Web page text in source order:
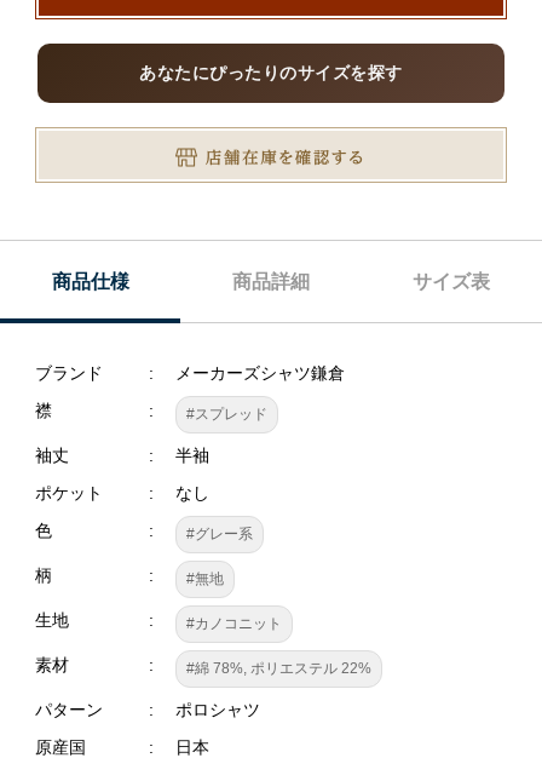
あなたにぴったりのサイズを探す
商品仕様 商品詳細 サイズ表
ブランド
メーカーズシャツ鎌倉
襟
#スプレッド
袖丈
半袖
ポケット
なし
色
#グレー系
柄 #無地
生地 #カノコニット
素材 #綿 78%, ポリエステル 22%
パターン
ポロシャツ
原産国
日本